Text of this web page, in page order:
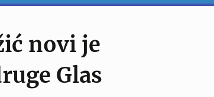
novi je
Glas